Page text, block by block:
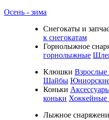
Осень - зима
Cнегокаты и
к снегокатам
Горнолыжное
горнолыжные
Клюшки
Шайбы
Коньки
коньки Хоккейные
Лыжное